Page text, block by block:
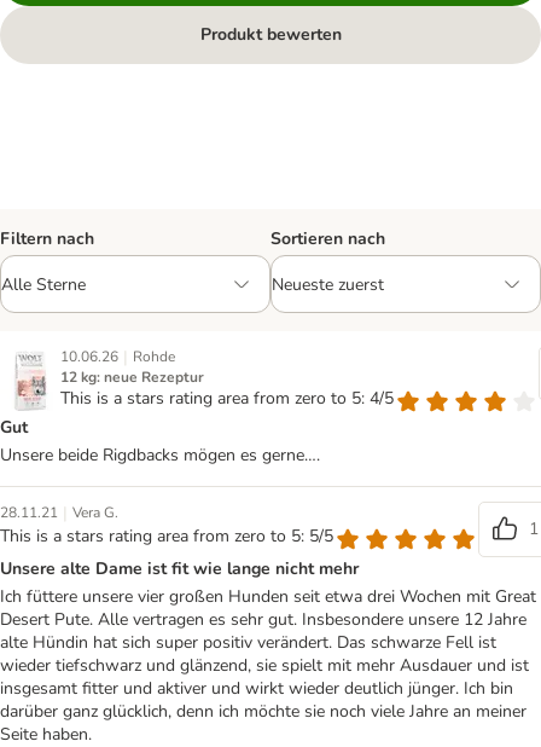
Produkt bewerten
Filtern nach Sortieren nach
10.06.26 | Rohde
12 kg: neue Rezeptur
This is a stars rating area from zero to 5: 4/5
Gut
Unsere beide Rigdbacks mögen es gerne….
28.11.21 | Vera G.
This is a stars rating area from zero to 5: 5/5
1
Unsere alte Dame ist fit wie lange nicht mehr
Ich füttere unsere vier großen Hunden seit etwa drei Wochen mit Great
Desert Pute. Alle vertragen es sehr gut. Insbesondere unsere 12 Jahre
alte Hündin hat sich super positiv verändert. Das schwarze Fell ist
wieder tiefschwarz und glänzend, sie spielt mit mehr Ausdauer und ist
insgesamt fitter und aktiver und wirkt wieder deutlich jünger. Ich bin
darüber ganz glücklich, denn ich möchte sie noch viele Jahre an meiner
Seite haben.